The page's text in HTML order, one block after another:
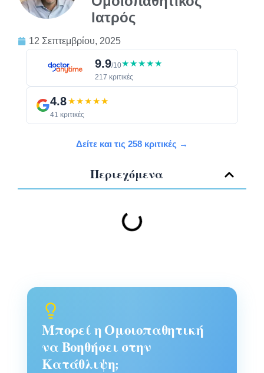
Ιατρός
12 Σεπτεμβρίου, 2025
9.9/10★★★★★
217 κριτικές
4.8★★★★★
41 κριτικές
Δείτε και τις 258 κριτικές →
Περιεχόμενα
Μπορεί η Ομοιοπαθητική
να Βοηθήσει στην
Κατάθλιψη;